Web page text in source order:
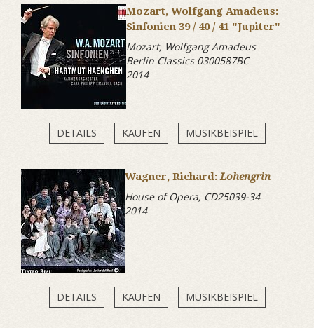
Mozart, Wolfgang Amadeus:
Sinfonien 39 / 40 / 41 "Jupiter"
Mozart, Wolfgang Amadeus
Berlin Classics 0300587BC
2014
DETAILS KAUFEN MUSIKBEISPIEL
Wagner, Richard:Lohengrin
House of Opera, CD25039-34
2014
DETAILS KAUFEN MUSIKBEISPIEL